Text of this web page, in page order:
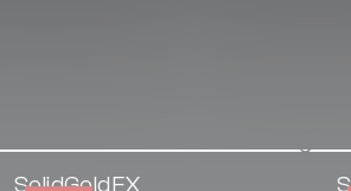
SolidGoldFX